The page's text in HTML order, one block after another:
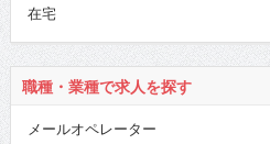
在宅
職種・業種で求人を探す
メールオペレーター